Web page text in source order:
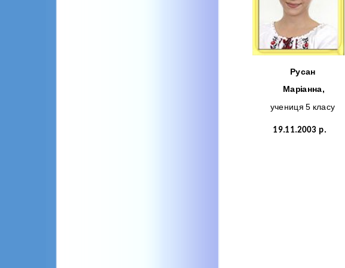
Русан
Маріанна,
учениця 5 класу
19.11.2003 р.